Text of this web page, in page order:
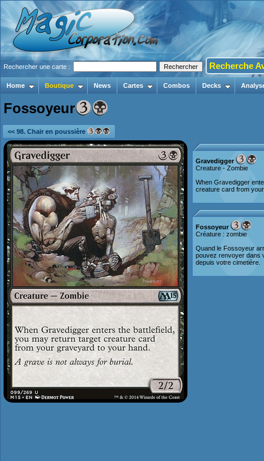
Rechercher une carte : Recherche
Home Boutique News Cartes Combos Decks
Fossoyeur
<< 98. Chair en poussière
Gravedigger
Creature - Zombie
When Gravedigger
creature card from
Fossoyeur
Créature : zombie
Quand le Fossoyeur
pouvez renvoyer dans
depuis votre cimetière.